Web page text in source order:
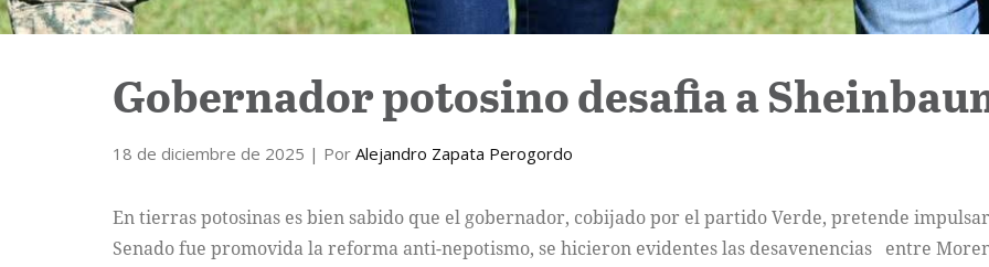
Gobernador potosino desafia a
18 de diciembre de 2025 | Por Alejandro Zapata Perogordo
En tierras potosinas es bien sabido que el gobernador, cobijado por el partido Verde, pretende impulsar
Senado fue promovida la reforma anti-nepotismo, se hicieron evidentes las desavenencias entre